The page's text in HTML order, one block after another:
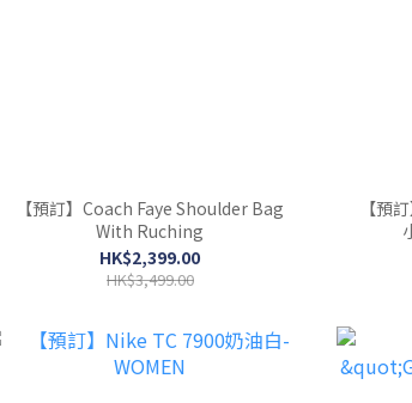
【預訂】Coach Faye Shoulder Bag
With Ruching
HK$2,399.00
HK$3,499.00
【預訂